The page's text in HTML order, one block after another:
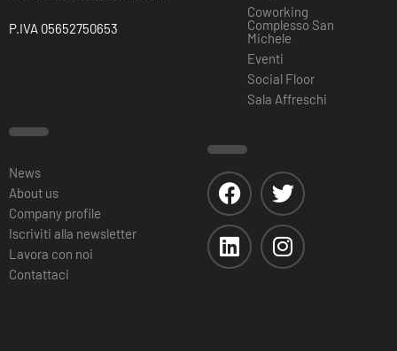
P.IVA 05652750653
Coworking
Complesso San
Michele
Eventi
Social Floor
Sala Affreschi
News
About us
Company profile
Iscriviti alla newsletter
Lavora con noi
Contattaci